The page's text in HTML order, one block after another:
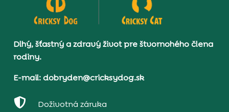
Dlhý, šťastný a zdravý život pre štvornohého člena
rodiny.
E-mail: dobryden@cricksydog.sk
 Doživotná záruka